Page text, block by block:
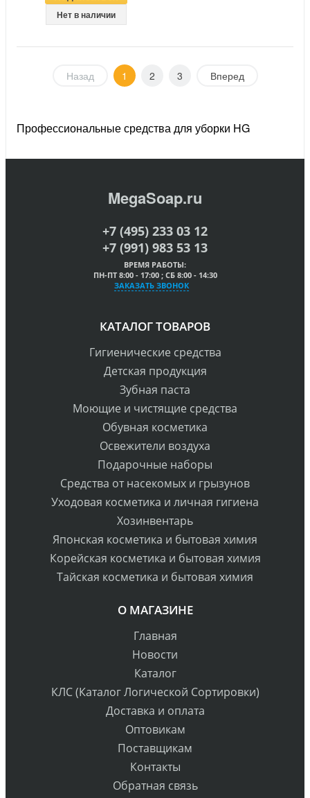
Нет в наличии
Назад 1 2 3 Вперед
Профессиональные средства для уборки HG
MegaSoap.ru
+7 (495) 233 03 12
+7 (991) 983 53 13
ВРЕМЯ РАБОТЫ:
ПН-ПТ 8:00 - 17:00 ; СБ 8:00 - 14:30
ЗАКАЗАТЬ ЗВОНОК
КАТАЛОГ ТОВАРОВ
Гигиенические средства
Детская продукция
Зубная паста
Моющие и чистящие средства
Обувная косметика
Освежители воздуха
Подарочные наборы
Средства от насекомых и грызунов
Уходовая косметика и личная гигиена
Хозинвентарь
Японская косметика и бытовая химия
Корейская косметика и бытовая химия
Тайская косметика и бытовая химия
О МАГАЗИНЕ
Главная
Новости
Каталог
КЛС (Каталог Логической Сортировки)
Доставка и оплата
Оптовикам
Поставщикам
Контакты
Обратная связь